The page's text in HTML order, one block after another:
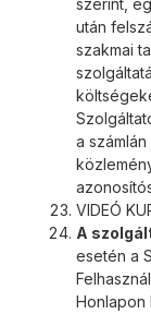
szerint,
után
szakmai
a
VIDEÓ
A
esetén a
Honlapon